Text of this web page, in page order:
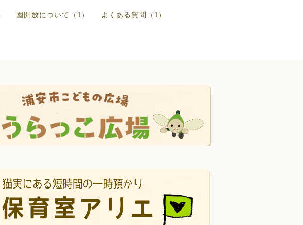
園開放について（1） よくある質問（1）